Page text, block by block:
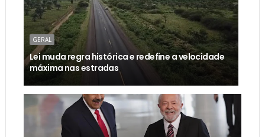
GERAL
Lei muda regra histórica e redefine a velocidade
máxima nas estradas